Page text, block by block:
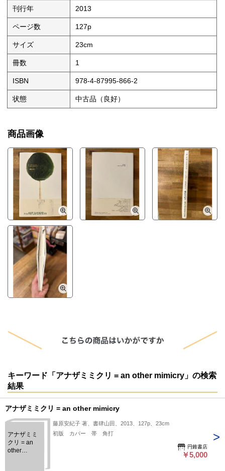
刊行年 2013
ページ数 127p
サイズ 23cm
冊数 1
ISBN 978-4-87995-866-2
状態 中古品（良好）
商品画像
キーワード「アナザミミクリ = an other mimicry」の検索
結果
アナザミミクリ = an other mimicry
アナザミミ
クリ = an
other
藤原安紀子 著、書肆山田、2013、127p、23cm
初版 カバー 帯 角打
円錐書店
￥5,000